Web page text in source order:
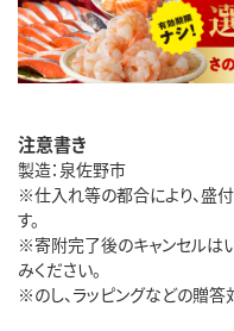
注意書き
製造：泉佐野市
※仕入れ等の都合により、盛
す。
※寄附完了後のキャンセルは
みください。
※のし、ラッピングなどの贈答